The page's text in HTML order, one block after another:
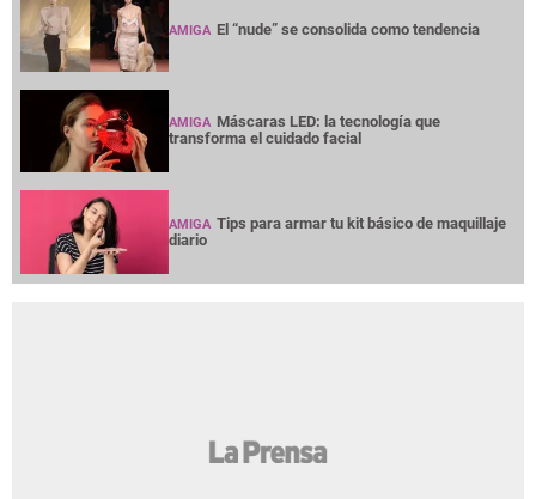
AMIGA El “nude” se consolida como tendencia
AMIGA Máscaras LED: la tecnología que
transforma el cuidado facial
AMIGA Tips para armar tu kit básico de maquillaje
diario